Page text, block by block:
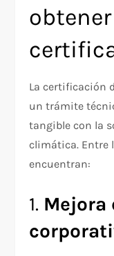
La certificación
un trámite
tangible con la
climática. Entre
encuentran:
1. Mejora